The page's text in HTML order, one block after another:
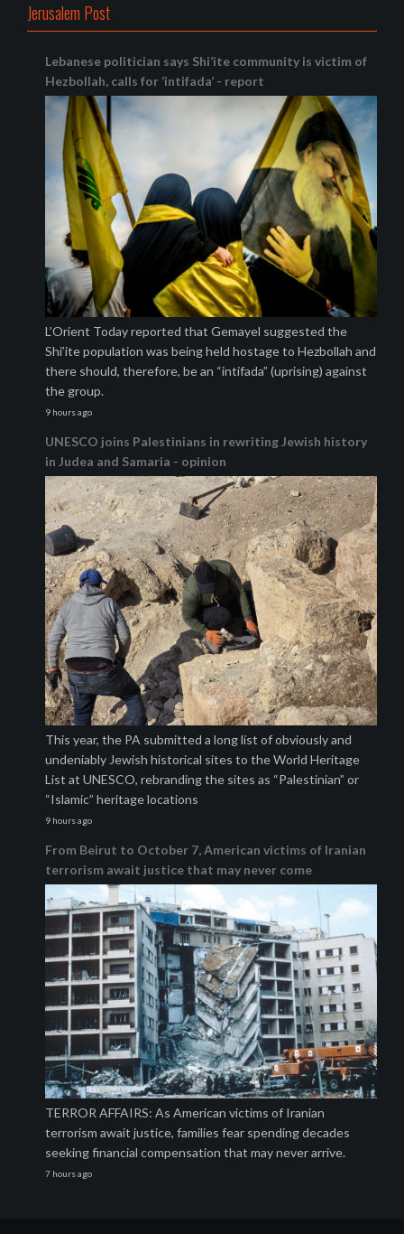
Jerusalem Post
Lebanese politician says Shi’ite community is victim of
Hezbollah, calls for ‘intifada’ - report
L’Orient Today reported that Gemayel suggested the
Shi’ite population was being held hostage to Hezbollah and
there should, therefore, be an “intifada” (uprising) against
the group.
9 hours ago
UNESCO joins Palestinians in rewriting Jewish history
in Judea and Samaria - opinion
This year, the PA submitted a long list of obviously and
undeniably Jewish historical sites to the World Heritage
List at UNESCO, rebranding the sites as “Palestinian” or
“Islamic” heritage locations
9 hours ago
From Beirut to October 7, American victims of Iranian
terrorism await justice that may never come
TERROR AFFAIRS: As American victims of Iranian
terrorism await justice, families fear spending decades
seeking financial compensation that may never arrive.
7 hours ago